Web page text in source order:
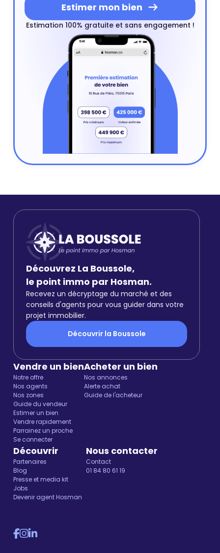
Estimer mon bien
Estimation 100% gratuite et sans engagement !
Découvrez La Boussole,
le point immo par Hosman.
Recevez un décryptage du marché et des
conseils d'agents pour vous guider dans votre
projet immobilier.
Découvrir la Boussole
Vendre un bien
Notre offre
Nos agents
Nos zones
Guide du vendeur
Estimer un bien
Vendre rapidement
Parrainez un proche
Se connecter
Acheter un bien
Nos annonces
Alerte achat
Guide de l'acheteur
Découvrir
Partenaires
Blog
Presse et media kit
Jobs
Devenir agent Hosman
Nous contacter
Contact
01 84 80 61 19